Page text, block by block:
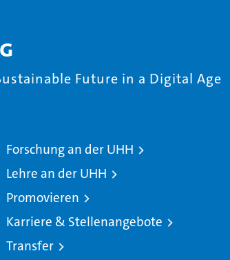
Future in a Digital Age
Forschung an der UHH
Lehre an der UHH
Promovieren
Karriere & Stellenangebote
Transfer